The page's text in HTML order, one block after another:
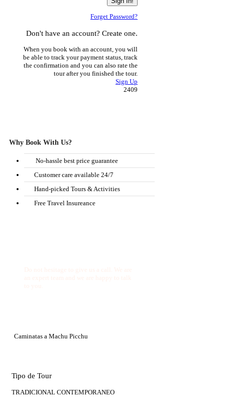
Forget Password?
Don't have an account? Create one.
When you book with an account, you will
be able to track your payment status, track
the confirmation and you can also rate the
tour after you finished the tour.
Sign Up
2409
Why Book With Us?
No-hassle best price guarantee
Customer care available 24/7
Hand-picked Tours & Activities
Free Travel Insureance
Caminatas a Machu Picchu
Tipo de Tour
TRADICIONAL CONTEMPORANEO